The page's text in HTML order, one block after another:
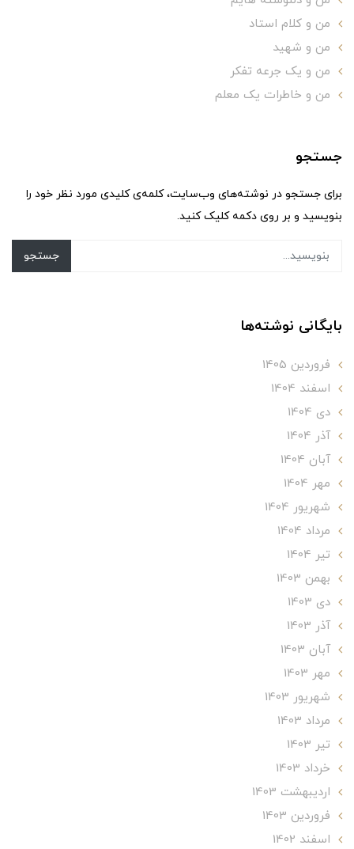
من و کلام استاد
من و شهید
من و یک جرعه تفکر
من و خاطرات یک معلم
جستجو
برای جستجو در نوشته‌های وب‌سایت، کلمه‌ی کلیدی مورد نظر خود را
بنویسید و بر روی دکمه کلیک کنید.
جستجو
بایگانی نوشته‌ها
فروردین 1405
اسفند 1404
دی 1404
آذر 1404
آبان 1404
مهر 1404
شهریور 1404
مرداد 1404
تير 1404
بهمن 1403
دی 1403
آذر 1403
آبان 1403
مهر 1403
شهریور 1403
مرداد 1403
تير 1403
خرداد 1403
ارديبهشت 1403
فروردین 1403
اسفند 1402